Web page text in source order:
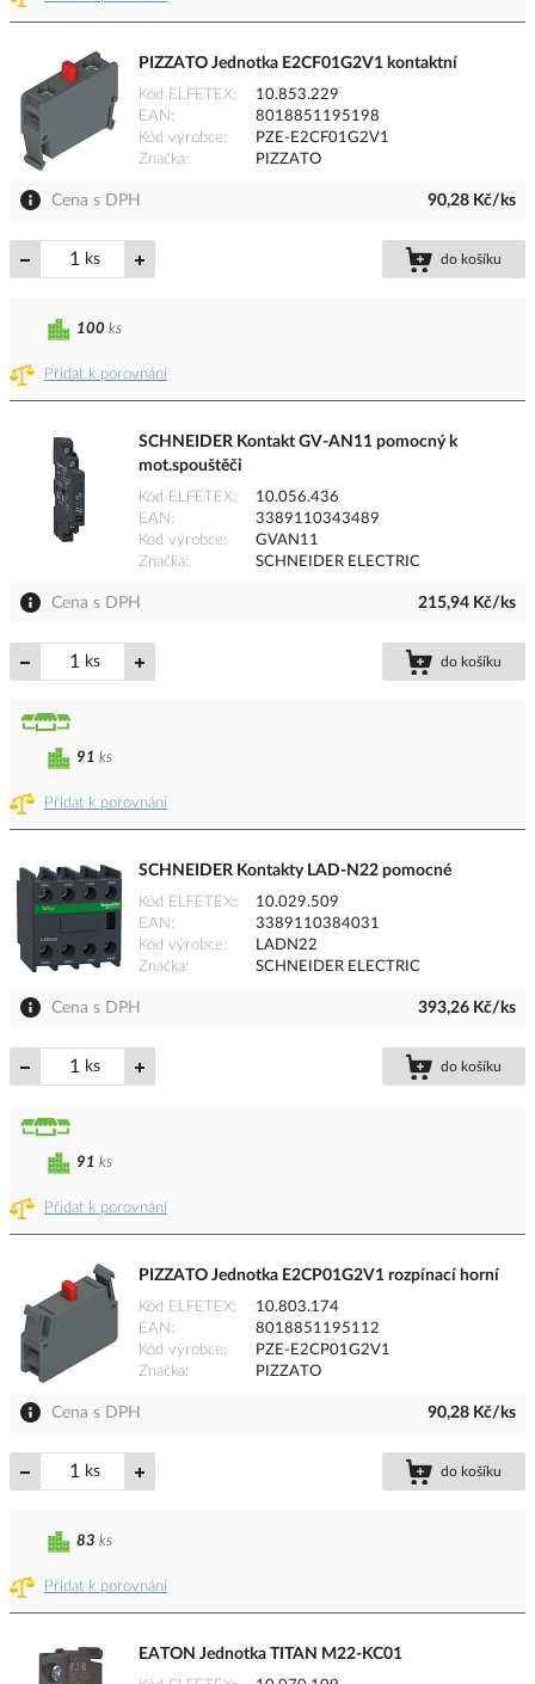
PIZZATO Jednotka E2CF01G2V1 kontaktní
Kód ELFETEX
10.853.229
EAN
8018851195198
Kód výrobce
PZE-E2CF01G2V1
Značka
PIZZATO
Cena s DPH 90,28 Kč/ks
ks do košíku
Přidat k porovnání
100 ks
SCHNEIDER Kontakt GV-AN11 pomocný k
mot.spouštěči
Kód ELFETEX
10.056.436
EAN
3389110343489
Kód výrobce
GVAN11
Značka
SCHNEIDER ELECTRIC
Cena s DPH 215,94 Kč/ks
ks do košíku
Přidat k porovnání
91 ks
SCHNEIDER Kontakty LAD-N22 pomocné
Kód ELFETEX
10.029.509
EAN
3389110384031
Kód výrobce
LADN22
Značka
SCHNEIDER ELECTRIC
Cena s DPH 393,26 Kč/ks
ks do košíku
Přidat k porovnání
91 ks
PIZZATO Jednotka E2CP01G2V1 rozpínací horní
Kód ELFETEX
10.803.174
EAN
8018851195112
Kód výrobce
PZE-E2CP01G2V1
Značka
PIZZATO
Cena s DPH 90,28 Kč/ks
ks do košíku
Přidat k porovnání
83 ks
EATON Jednotka TITAN M22-KC01